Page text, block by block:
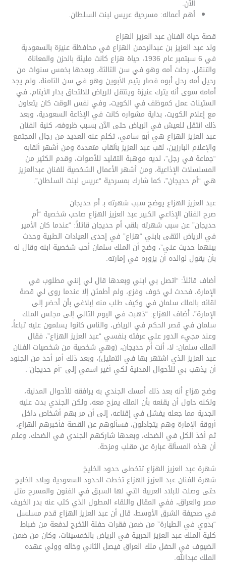
الآن.
أهم أعماله: مسرحية عريس لبنت السلطان.
قصة حياة الفنان عبد العزيز الهزاع
ولد عبد العزيز بن عبدالرحمن الهزاع في محافظة عنيزة بالسعودية
في 6 سبتمبر عام 1936، حياة هزاع كانت مليئة بالحزن والمعاناة
والتنقل، رحلت أمه وهو في سن الثالثة، وبعدها بخمس سنوات من
رحيل أمه رحل أبوه فصار يتيم الأبوين وهو في سن الثامنة، ولم يجد
أمامه سوى أنه يترك عنيزة وينتقل للرياض للالتحاق بدار الأيتام، في
الستينات عمل كموظف في الكويت، وفي نفس الوقت كان يتعاون
مع إعلام الكويت، بداية مشواره كانت في الإذاعة السعودية، وبعد
ذلك انتقل للعيش في الرياض حتى الآن بسبب ظروفه، كنية الفنان
عبد العزيز الهزاع هي أبو سامي، تكلم عنه العديد من رجال المجتمع
والإعلام البارزين، لقب عبد العزيز بألقاب متعددة ومن أشهر ألقابه
“جماعة في رجل”، لديه موهبة التقليد للأصوات، وقدم الكثير من
المسلسلات الإذاعية، ومن أشهر الأعمال الشخصية للفنان عبدالعزيز
هي “أم حديجان”، كما شارك بمسرحية “عريس لبنت السلطان”.
عبد العزيز الهزاع يوضح سبب شهرته بـ أم حديجان
صرح الفنان الإذاعي الكبير عبد العزيز الهزاع صاحب شخصية “أم
حديجان” عن سبب شهرته بلقب أم حديجان قائلاً: “عندما كان الأمير
في الرياض التقى بابني “هزاع” في إحدى العيادات الطبية وحدث
بينهما حديث عني”، وضح أن الملك سلمان أحب شخصية ابنه وقال له
بأن يقول لوالده أن يزوره في إمارته.
أضاف قائلاً: “اتصل بي ابني وبعدها قال لي إنني مطلوب في
الإمارة، فحدث لي خوف وفزع، ولم أطمئن إلا عندما روى لي قصة
لقائه بالملك سلمان في وكيف طلب منه إبلاغي بأن أحضر إلى
الإمارة”، أضاف الهزاع: “ذهبت في اليوم التالي إلى مجلس الملك
سلمان في قصر الحكم في الرياض، والناس كانوا يسلمون عليه تباعاً،
وعند مجيء الدور علي عرفته بنفسي “عبد العزيز الهزاع”، فقال
الملك سلمان: لا، أنت أم حديجان، (وهي شخصية من شخصيات الفنان
عبد العزيز الذي اشتهر بها في التمثيل)، وبعد ذلك أمر أحد من الجنود
أن يذهب بي للأحوال المدنية لكي أغير اسمي إلى “أم حديجان”.
وضح هزاع أنه بعد ذلك أمسك الجندي به يرافقه للأحوال المدنية،
ولكنه حاول أن يقنعه بأن الملك يمزح معه، ولكن الجندي بدت عليه
الجدية مما جعله يفشل في إقناعه، إلى أن مر بهم أشخاص داخل
أروقة الإمارة وهم يتجادلون، فسألوهم عن القصة فأخبرهم الهزاع،
ثم أخذ الكل في الضحك، وبعدها شاركهم الجندي في الضحك، وعلم
أن هذه المسألة عبارة عن مقلب ومزحة.
شهرة عبد العزيز الهزاع تتخطى حدود الخليخ
شهرة الفنان عبد العزيز الهزاع تخطت الحدود السعودية وبلاد الخليج
حتى وصلت للبلاد العربية التي لها السبق في الفنون والمسرح مثل
مصر والعراق، ففي المقال واللقاء المطول الذي كتب عنه بدر الخريف
في صحيفة الشرق الأوسط، قال أن عبد العزيز الهزاع قدم مسلسل
“بدوي في الطيارة” من ضمن فقرات حفلة التخرج لدفعة من ضباط
كلية الملك عبد العزيز الحربية في الرياض بالخمسينات، وكان من ضمن
الضيوف في الحفل ملك العراق فيصل الثاني وخاله وولي عهده
الملك عبدالله.